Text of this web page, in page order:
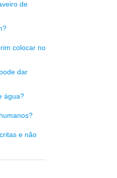
de
colocar no
dar
água?
e não